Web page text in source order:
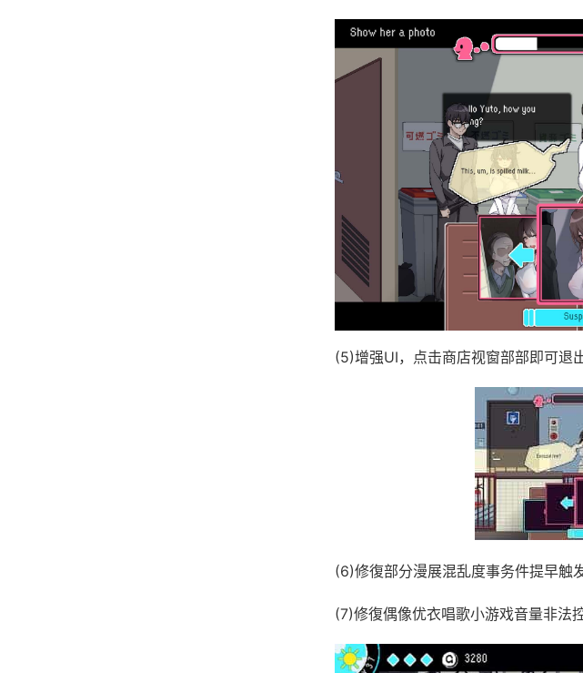
(5)增强UI，点击商店视窗部部即可退
(6)修復部分漫展混乱度事务件提早触
(7)修復偶像优衣唱歌小游戏音量非法